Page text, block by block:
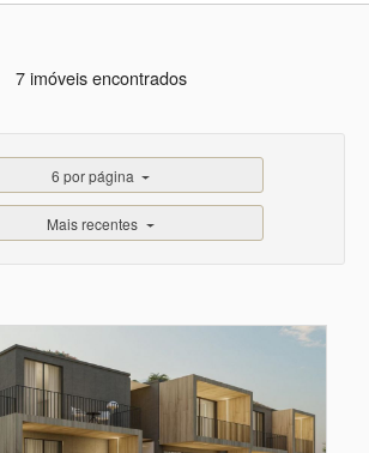
7 imóveis encontrados
6 por página
Mais recentes